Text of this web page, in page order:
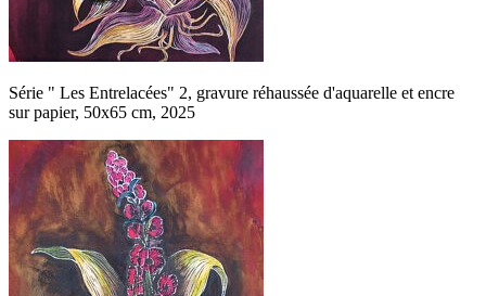
Série " Les Entrelacées" 2, gravure réhaussée d'aquarelle et encre
sur papier, 50x65 cm, 2025